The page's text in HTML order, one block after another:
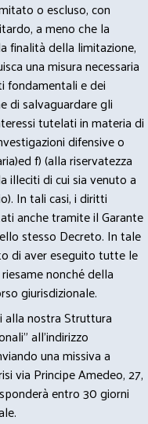
o escluso, con
a meno che la
finalità della limitazione,
una misura necessaria
e dei
di salvaguardare gli
tutelati in materia di
difensive o
f) (alla riservatezza
illeciti di cui sia venuto a
In tali casi, i diritti
anche tramite il Garante
stesso Decreto. In tale
di aver eseguito tutte le
nonché della
giurisdizionale.
nostra Struttura
all'indirizzo
una missiva a
via Principe Amedeo, 27,
entro 30 giorni